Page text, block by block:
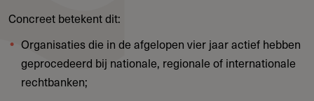
Concreet betekent dit:
Organisaties die in de afgelopen vier jaar actief hebben
geprocedeerd bij nationale, regionale of internationale
rechtbanken;